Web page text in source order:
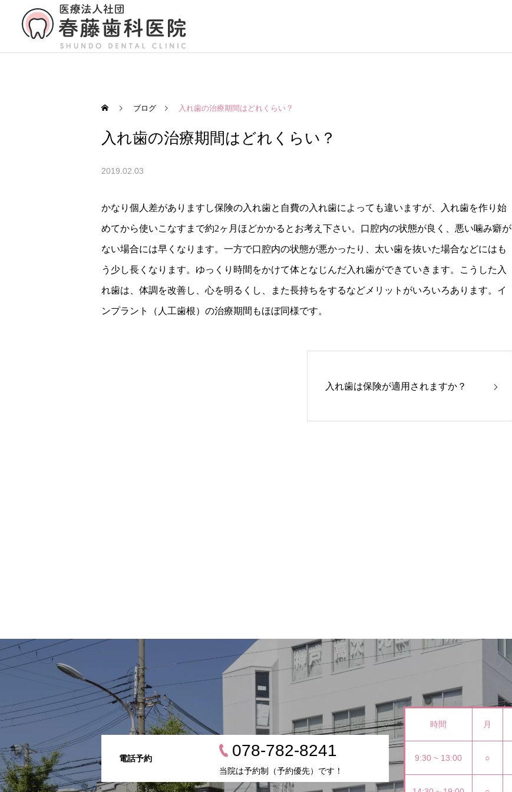
ブログ 入れ歯の治療期間はどれくらい？
入れ歯の治療期間はどれくらい？
2019.02.03
かなり個人差がありますし保険の入れ歯と自費の入れ歯によっても違いますが、入れ歯を作り始
めてから使いこなすまで約2ヶ月ほどかかるとお考え下さい。口腔内の状態が良く、悪い噛み癖が
ない場合には早くなります。一方で口腔内の状態が悪かったり、太い歯を抜いた場合などにはも
う少し長くなります。ゆっくり時間をかけて体となじんだ入れ歯ができていきます。こうした入
れ歯は、体調を改善し、心を明るくし、また長持ちをするなどメリットがいろいろあります。イ
ンプラント（人工歯根）の治療期間もほぼ同様です。
入れ歯は保険が適用されますか？
電話予約 078-782-8241
当院は予約制（予約優先）です！
時間 月
9:30 ~ 13:00 ○